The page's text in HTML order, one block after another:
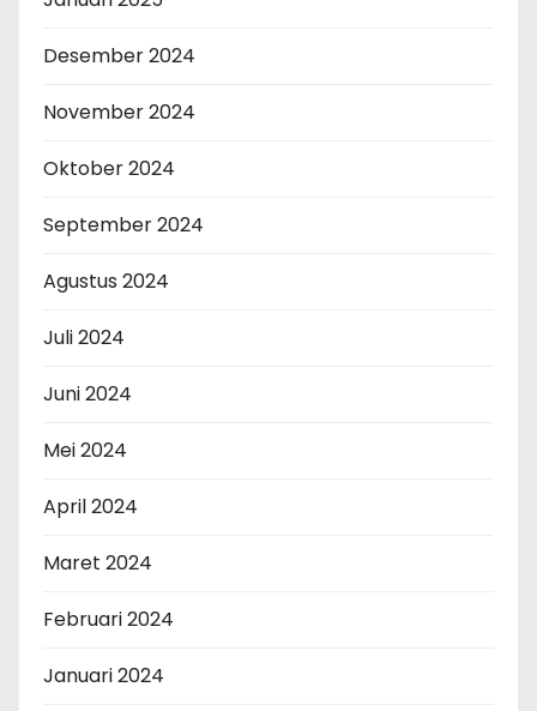
Desember 2024
November 2024
Oktober 2024
September 2024
Agustus 2024
Juli 2024
Juni 2024
Mei 2024
April 2024
Maret 2024
Februari 2024
Januari 2024